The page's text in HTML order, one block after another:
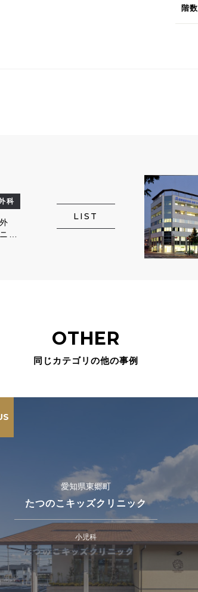
階数
科
ッ
LIST
OTHER
同じカテゴリの他の事例
愛知県東郷町
たつのこキッズクリニック
小児科